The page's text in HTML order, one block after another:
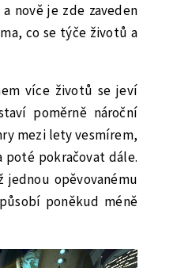
nově je zde zaveden
co se týče životů a
více životů se jeví
poměrně nároční
mezi lety vesmírem,
pokračovat dále.
opěvovanému
poněkud méně